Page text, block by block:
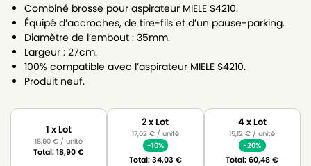
Combiné brosse pour aspirateur MIELE S4210.
Équipé d’accroches, de tire-fils et d’un pause-parking.
Diamètre de l’embout : 35mm.
Largeur : 27cm.
100% compatible avec l’aspirateur MIELE S4210.
Produit neuf.
1 x Lot
18,90€ / unité
Total:18,90€
2 x Lot
17,02 €/ unité
-10%
Total:34,03 €
4 x Lot
15,12€ / unité
-20%
Total:60,48€